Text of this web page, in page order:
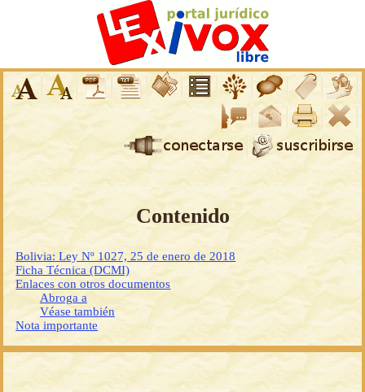
Contenido
Bolivia: Ley Nº 1027, 25 de enero de 2018
Ficha Técnica (DCMI)
Enlaces con otros documentos
Abroga a
Véase también
Nota importante